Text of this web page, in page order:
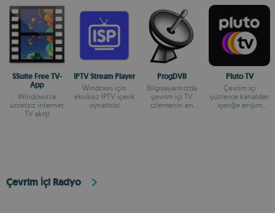
SSuite Free TV-
App
Windows'ta
ücretsiz internet
TV akışı
IPTV Stream Player
Windows için
eksiksiz IPTV içerik
oynatıcısı
ProgDVB
Bilgisayarınızda
çevrim içi TV
izlemenin en
Pluto TV
Çevrim içi
yüzlerce kanaldan
içeriğe erişim
Çevrim İçi Radyo